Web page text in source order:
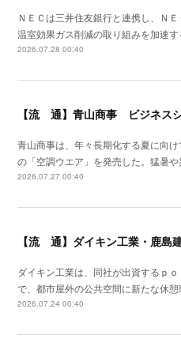
ＮＥＣは三井住友銀行と連携し、Ｎ
温室効果ガス削減の取り組みを加速
2026.07.28 00:40
青山商事は、年々長期化する夏に向
の「空調ウエア」を発売した。猛暑
2026.07.27 00:40
ダイキン工業は、同社が出資するｐ
で、都市屋外の公共空間に新たな休
2026.07.24 00:40